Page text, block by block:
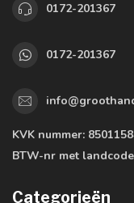
0172-201367
0172-201367
KVK nummer:
BTW-nr met
Categorieën